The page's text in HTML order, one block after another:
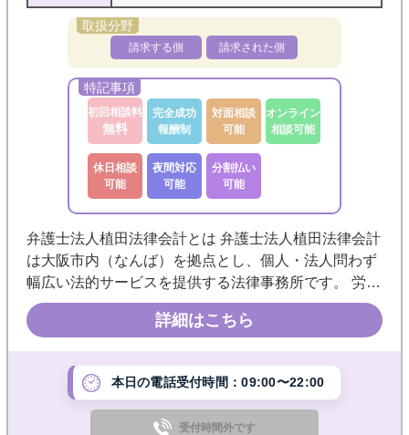
請求する側 請求された側
初回相談料
無料
完全成功
報酬制
対面相談
可能
オンライン
相談可能
休日相談
可能
夜間対応
可能
分割払い
可能
弁護士法人植田法律会計とは 弁護士法人植田法律会計
は大阪市内（なんば）を拠点とし、個人・法人問わず
幅広い法的サービスを提供する法律事務所です。 労働
問題、離婚・相続、企業法務、刑事弁護など、依頼者
の立場に寄り添った解決を目指します。 「依頼者ファ
ースト」を掲げ、依頼様とのコミュニケーションを大
切にし
詳細はこちら
本日の電話受付時間：09:00〜22:00
受付時間外です